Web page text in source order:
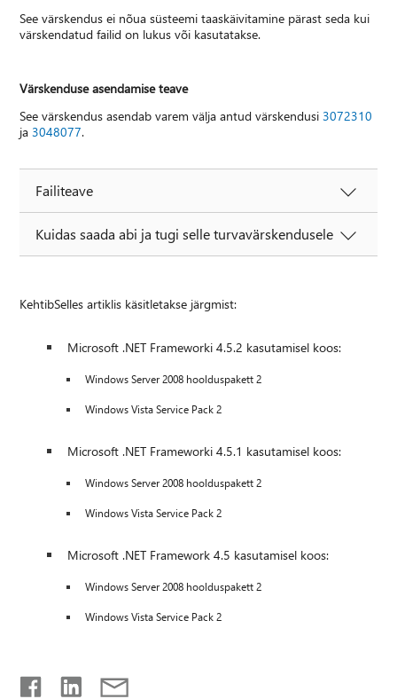
See värskendus ei nõua süsteemi taaskäivitamine pärast seda kui
värskendatud failid on lukus või kasutatakse.
Värskenduse asendamise teave
See värskendus asendab varem välja antud värskendusi3072310
ja3048077.
Failiteave
Kuidas saada abi ja tugi selle turvavärskendusele
KehtibSelles artiklis käsitletakse järgmist:
Microsoft .NET Frameworki 4.5.2 kasutamisel koos:
Windows Server 2008 hoolduspakett 2
Windows Vista Service Pack 2
Microsoft .NET Frameworki 4.5.1 kasutamisel koos:
Windows Server 2008 hoolduspakett 2
Windows Vista Service Pack 2
Microsoft .NET Framework 4.5 kasutamisel koos:
Windows Server 2008 hoolduspakett 2
Windows Vista Service Pack 2